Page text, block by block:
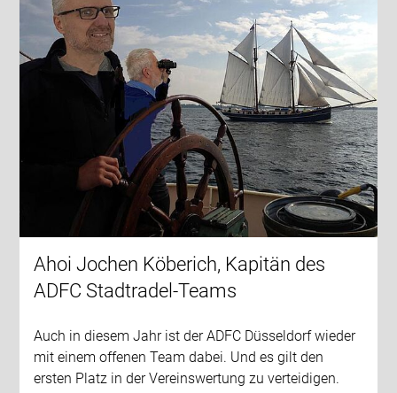
Ahoi Jochen Köberich, Kapitän des
ADFC Stadtradel-Teams
Auch in diesem Jahr ist der ADFC Düsseldorf wieder
mit einem offenen Team dabei. Und es gilt den
ersten Platz in der Vereinswertung zu verteidigen.